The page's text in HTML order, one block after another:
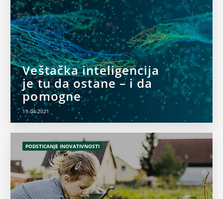
Veštačka inteligencija
je tu da ostane – i da
pomogne
19.04.2021
PODSTICANJE INOVATIVNOSTI